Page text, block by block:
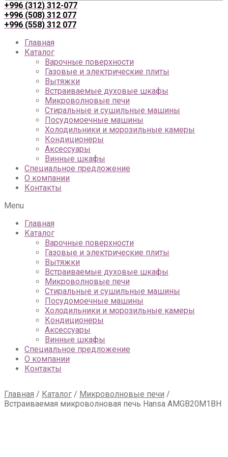
+996 (312) 312-077
+996 (508) 312 077
+996 (558) 312 077
Главная
Каталог
Варочные поверхности
Газовые и электрические плиты
Вытяжки
Встраиваемые духовые шкафы
Микроволновые печи
Стиральные и сушильные машины
Посудомоечные машины
Холодильники и морозильные камеры
Кондиционеры
Аксессуары
Винные шкафы
Специальное предложение
О компании
Контакты
Menu
Главная
Каталог
Варочные поверхности
Газовые и электрические плиты
Вытяжки
Встраиваемые духовые шкафы
Микроволновые печи
Стиральные и сушильные машины
Посудомоечные машины
Холодильники и морозильные камеры
Кондиционеры
Аксессуары
Винные шкафы
Специальное предложение
О компании
Контакты
Главная / Каталог / Микроволновые печи /
Встраиваемая микроволновая печь Hansa AMGB20M1BH